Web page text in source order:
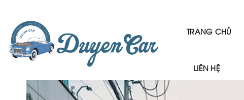
content
TRANG CHỦ
LIÊN HỆ